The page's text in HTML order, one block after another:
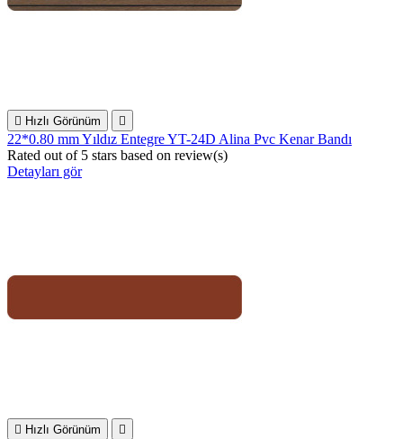
 Hızlı Görünüm 
22*0.80 mm Yıldız Entegre YT-24D Alina Pvc Kenar Bandı
Rated out of 5 stars based on review(s)
Detayları gör
 Hızlı Görünüm 